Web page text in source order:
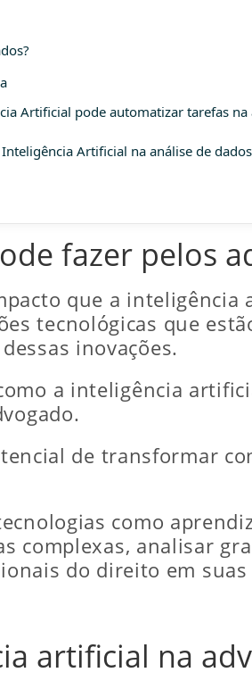
Artificial pode automatizar tarefas na
Artificial na análise de
fazer pelos
que a
tecnológicas que
inovações.
a inteligência
de transformar
como
complexas, analisar
do direito em
artificial na